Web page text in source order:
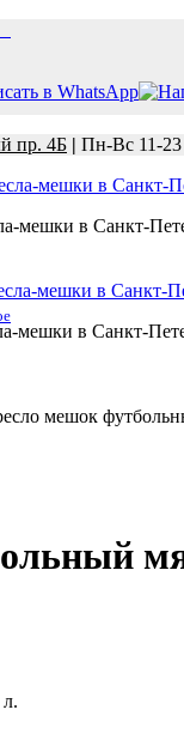
пр. 4Б | Пн-Вс 11-23
мешки в Санкт-
мешки в Санкт-
мешок